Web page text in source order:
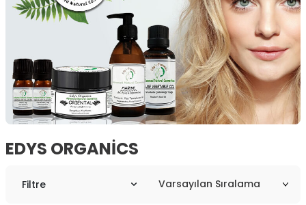
EDYS ORGANICS
Filtre